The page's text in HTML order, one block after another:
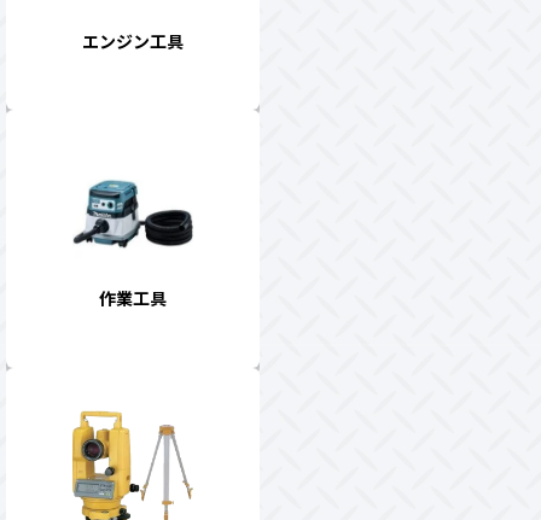
エンジン工具
作業工具